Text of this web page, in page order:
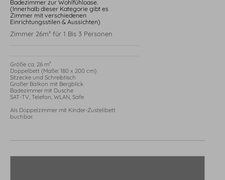
Social Media
Bewertung
Jobs
English
Badezimmer zur Wohlfühloase.
(Innerhalb dieser Kategorie gibt es
Zimmer mit verschiedenen
Einrichtungsstilen & Aussichten)
Zimmer 26m² für 1 Bis 3 Personen
Größe ca. 26 m²
Doppelbett (Maße: 180 x 200 cm)
Sitzecke und Schreibtisch
Großer Balkon mit Bergblick
Badezimmer mit Dusche
SAT-TV, Telefon, WLAN, Safe
Als Doppelzimmer mit Kinder-Zustellbett
buchbar.